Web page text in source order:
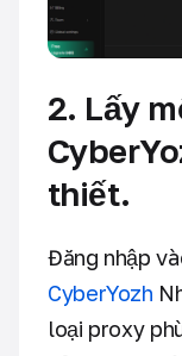
2. Lấy
thiết.
Đăng nhập
CyberYozh
loại proxy